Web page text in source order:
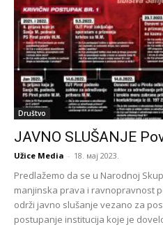
Društvo
JAVNO SLUŠANJE
Užice Media - 18. мај 2023.
Predlažemo da se u Narodnoj
manjinska prava i ravnopravnost
održi javno slušanje vezano za
postupanje institucija koje je